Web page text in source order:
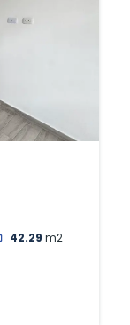
42.29 m2